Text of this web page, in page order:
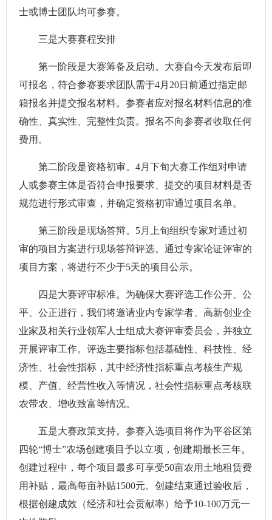
士或博士团队均可参赛。
三是大赛赛程安排
第一阶段是大赛筹备及启动。大赛自今天发布后即
可报名，符合参赛要求团队需于4月20日前通过指定邮
箱报名并提交报名材料。参赛者应对报名材料信息的准
确性、真实性、完整性负责。报名不向参赛者收取任何
费用。
第二阶段是资格初审。4月下旬大赛工作组对申请
人或参赛主体是否符合申报要求、提交的项目材料是否
规范进行形式审查，并确定资格初审通过项目名单。
第三阶段是现场答辩。5月上旬组织专家对通过初
审的项目方案进行现场答辩评选。通过专家论证评审的
项目方案，将进行不少于5天的项目公示。
四是大赛评审标准。为确保大赛评选工作公开、公
平、公正进行，我们将邀请业内专家学者、高新创业企
业家及相关行业领军人士组成大赛评审委员会，并独立
开展评审工作。评选主要指标包括基础性、科技性、经
济性、社会性指标，其中经济性指标重点考核生产规
模、产值、经营性收入等情况，社会性指标重点考核联
农带农、增收致富等情况。
五是大赛政策支持。参赛入选项目将作为平谷区第
四轮“博士”农场创建项目予以立项，创建期最长三年。
创建过程中，每个项目最多可享受50亩农用土地租赁费
用补贴，最高每亩补贴1500元。创建结束通过验收后，
根据创建成效（经济和社会贡献率）给予10-100万元一